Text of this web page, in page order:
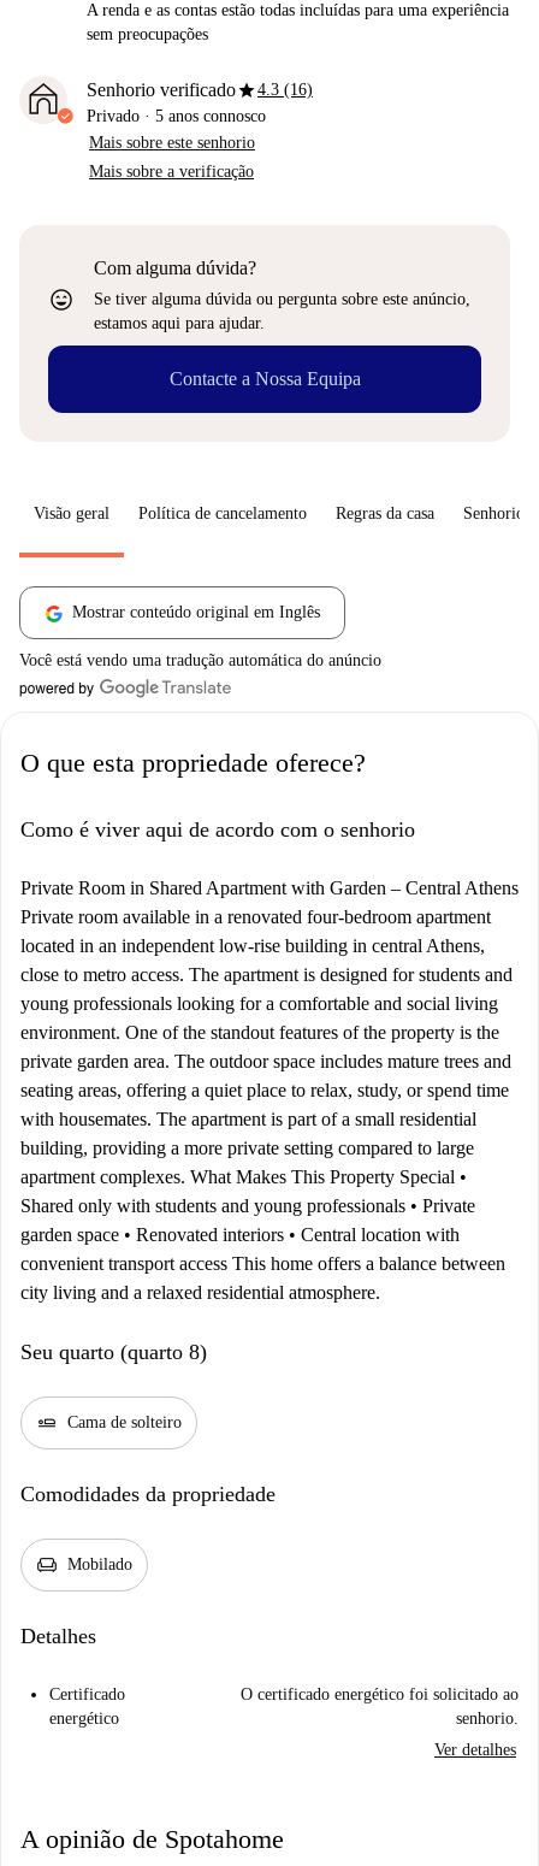
A renda e as contas estão todas incluídas para uma experiência
sem preocupações
Senhorio verificadostar4.3 (16)
Privado · 5 anos connosco
Mais sobre este senhorio
Mais sobre a verificação
sentiment_very_satisfied
Com alguma dúvida?
Se tiver alguma dúvida ou pergunta sobre este anúncio,
estamos aqui para ajudar.
Contacte a Nossa Equipa
Visão geral Política de cancelamento Regras da casa Senhorio
Mostrar conteúdo original em Inglês
Você está vendo uma tradução automática do anúncio
O que esta propriedade oferece?
Como é viver aqui de acordo com o senhorio
Private Room in Shared Apartment with Garden – Central Athens
Private room available in a renovated four-bedroom apartment
located in an independent low-rise building in central Athens,
close to metro access. The apartment is designed for students and
young professionals looking for a comfortable and social living
environment. One of the standout features of the property is the
private garden area. The outdoor space includes mature trees and
seating areas, offering a quiet place to relax, study, or spend time
with housemates. The apartment is part of a small residential
building, providing a more private setting compared to large
apartment complexes. What Makes This Property Special •
Shared only with students and young professionals • Private
garden space • Renovated interiors • Central location with
convenient transport access This home offers a balance between
city living and a relaxed residential atmosphere.
Seu quarto (quarto 8)
airline_seat_flat Cama de solteiro
Comodidades da propriedade
chair Mobilado
Detalhes
Certificado
energético
O certificado energético foi solicitado ao
senhorio.
Ver detalhes
A opinião de Spotahome